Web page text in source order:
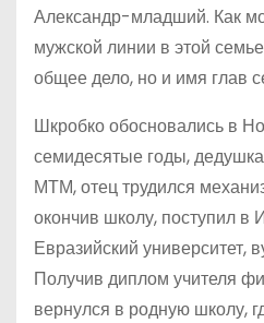
Александр-младший. Как
мужской линии в этой
общее дело, но и имя глав
Шкробко обосновались в
семидесятые годы,
МТМ, отец трудился
окончив школу, поступил в
Евразийский университет,
Получив диплом учителя
вернулся в родную школу,